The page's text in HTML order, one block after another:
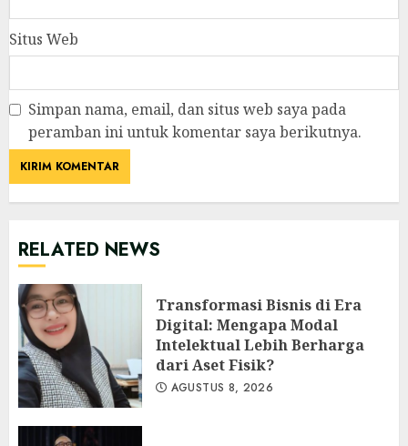
Situs Web
Simpan nama, email, dan situs web saya pada
peramban ini untuk komentar saya berikutnya.
RELATED NEWS
Transformasi Bisnis di Era
Digital: Mengapa Modal
Intelektual Lebih Berharga
dari Aset Fisik?
AGUSTUS 8, 2026